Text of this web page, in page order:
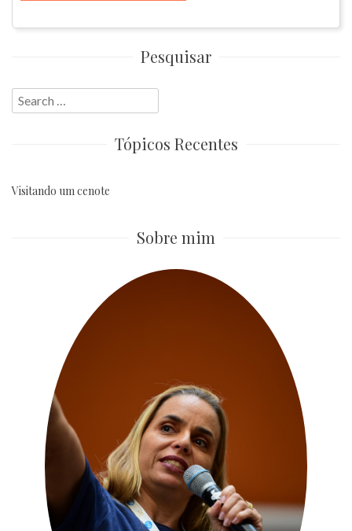
Pesquisar
Search
for:
Tópicos Recentes
Visitando um cenote
Sobre mim